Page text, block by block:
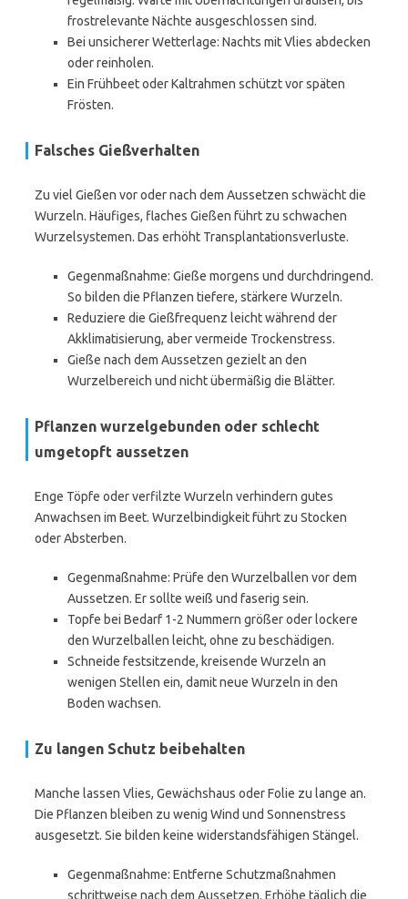
frostrelevante Nächte ausgeschlossen sind.
Bei unsicherer Wetterlage: Nachts mit Vlies abdecken
oder reinholen.
Ein Frühbeet oder Kaltrahmen schützt vor späten
Frösten.
Falsches Gießverhalten
Zu viel Gießen vor oder nach dem Aussetzen schwächt die
Wurzeln. Häufiges, flaches Gießen führt zu schwachen
Wurzelsystemen. Das erhöht Transplantationsverluste.
Gegenmaßnahme: Gieße morgens und durchdringend.
So bilden die Pflanzen tiefere, stärkere Wurzeln.
Reduziere die Gießfrequenz leicht während der
Akklimatisierung, aber vermeide Trockenstress.
Gieße nach dem Aussetzen gezielt an den
Wurzelbereich und nicht übermäßig die Blätter.
Pflanzen wurzelgebunden oder schlecht
umgetopft aussetzen
Enge Töpfe oder verfilzte Wurzeln verhindern gutes
Anwachsen im Beet. Wurzelbindigkeit führt zu Stocken
oder Absterben.
Gegenmaßnahme: Prüfe den Wurzelballen vor dem
Aussetzen. Er sollte weiß und faserig sein.
Topfe bei Bedarf 1-2 Nummern größer oder lockere
den Wurzelballen leicht, ohne zu beschädigen.
Schneide festsitzende, kreisende Wurzeln an
wenigen Stellen ein, damit neue Wurzeln in den
Boden wachsen.
Zu langen Schutz beibehalten
Manche lassen Vlies, Gewächshaus oder Folie zu lange an.
Die Pflanzen bleiben zu wenig Wind und Sonnenstress
ausgesetzt. Sie bilden keine widerstandsfähigen Stängel.
Gegenmaßnahme: Entferne Schutzmaßnahmen
schrittweise nach dem Aussetzen. Erhöhe täglich die